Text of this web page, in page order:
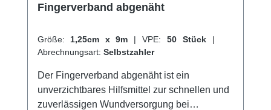
Fingerverband abgenäht
Größe: 1,25cm x 9m | VPE: 50 Stück |
Abrechnungsart: Selbstzahler
Der Fingerverband abgenäht ist ein
unverzichtbares Hilfsmittel zur schnellen und
zuverlässigen Wundversorgung bei